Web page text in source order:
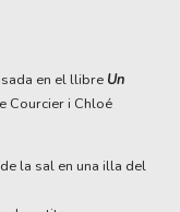
en el llibre Un
Courcier i Chloé
la sal en una illa del